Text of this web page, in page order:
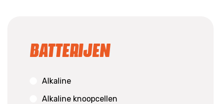
Batterijen
Alkaline
Alkaline knoopcellen